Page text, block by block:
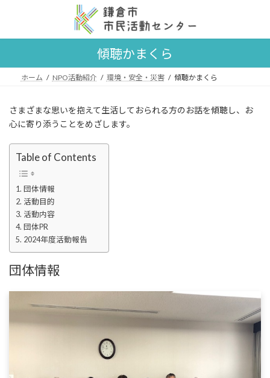
ン
へ
ー
ョ
傾聴かまくら
ホーム NPO活動紹介 環境・安全・災害 傾聴かまくら
さまざまな思いを抱えて生活しておられる方のお話を傾聴し、お
心に寄り添うことをめざします。
Table of Contents
団体情報
活動目的
活動内容
団体PR
2024年度活動報告
団体情報